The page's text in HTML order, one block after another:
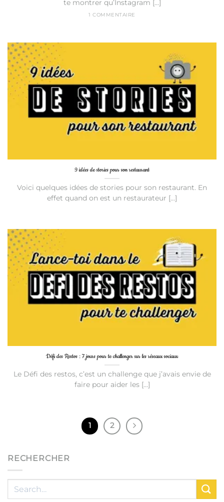
te montrer qu’Instagram [...]
1 COMMENTAIRE
9 idées de stories pour son restaurant
Voici quelques idées de stories pour son restaurant. En
effet quand on est un restaurateur [...]
Défi des Restos : 7 jours pour te challenger sur les réseaux sociaux
Le Défi des restos, c’est un challenge que j’avais envie de
faire pour aider les [...]
1 2
RECHERCHER